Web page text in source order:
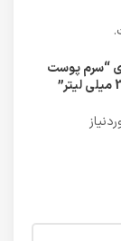
“سرم پوست